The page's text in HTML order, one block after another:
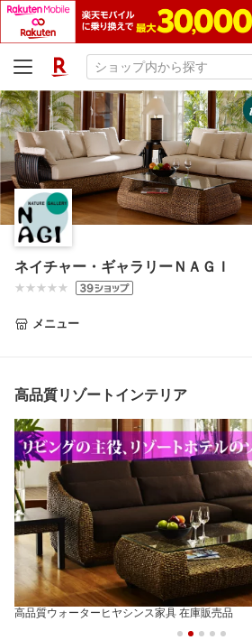
ネイチャー・ギャラリーＮＡＧＩ
メニュー
高品質リゾートインテリア
高品質ウォーターヒヤシンス ダイニング アイテム